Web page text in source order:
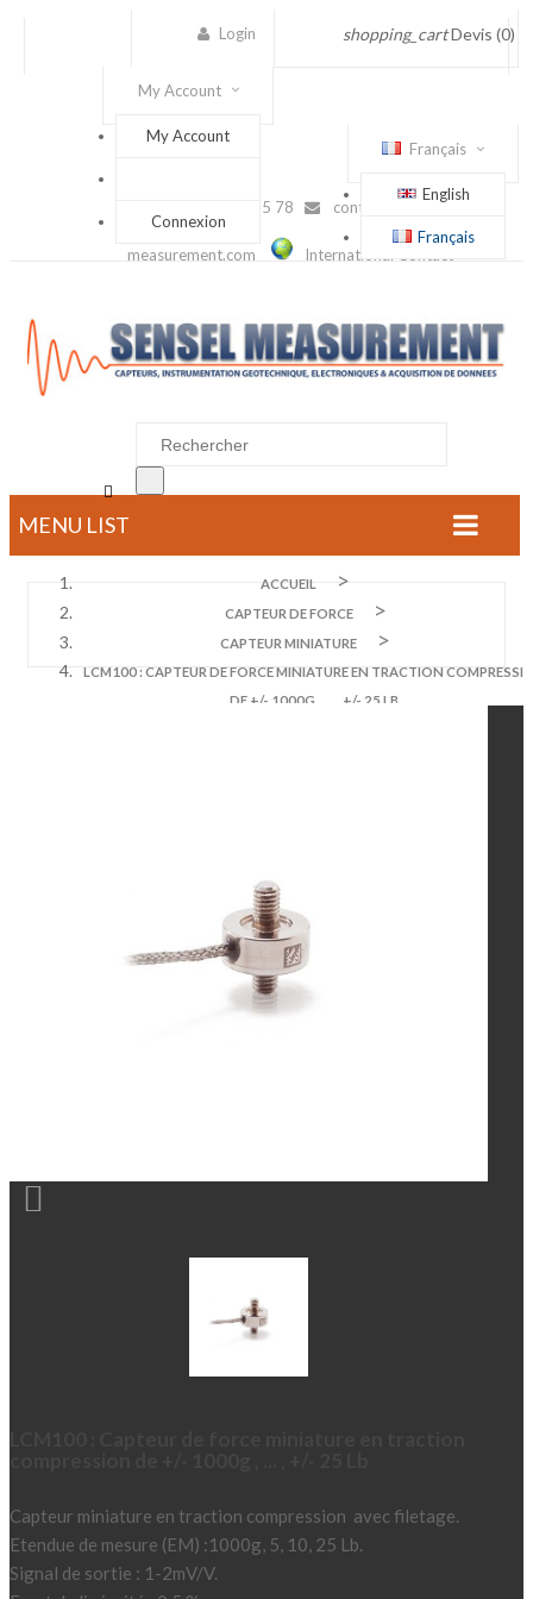
shopping_cart Devis (0)
Login
My Account
My Account
Connexion
Français
English
Français
(+33) 1 56 88 25 78 contact@sensel-
measurement.com International Contact

MENU LIST
ACCUEIL
CAPTEUR DE FORCE
CAPTEUR MINIATURE
LCM100 : CAPTEUR DE FORCE MINIATURE EN TRACTION
DE +/- 1000G , ... , +/- 25 LB

Capteur miniature en traction compression avec filetage.
Etendue de mesure (EM) :1000g, 5, 10, 25 Lb.
Signal de sortie : 1-2mV/V.